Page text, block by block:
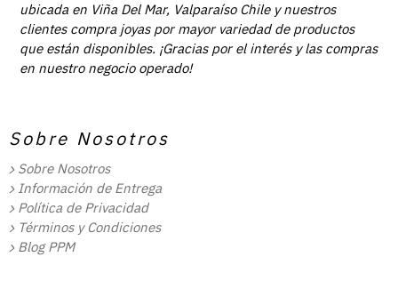
ubicada en Viña Del Mar, Valparaíso Chile y nuestros
clientes compra joyas por mayor variedad de productos
que están disponibles. ¡Gracias por el interés y las compras
en nuestro negocio operado!
Sobre Nosotros
Sobre Nosotros
Información de Entrega
Política de Privacidad
Términos y Condiciones
Blog PPM